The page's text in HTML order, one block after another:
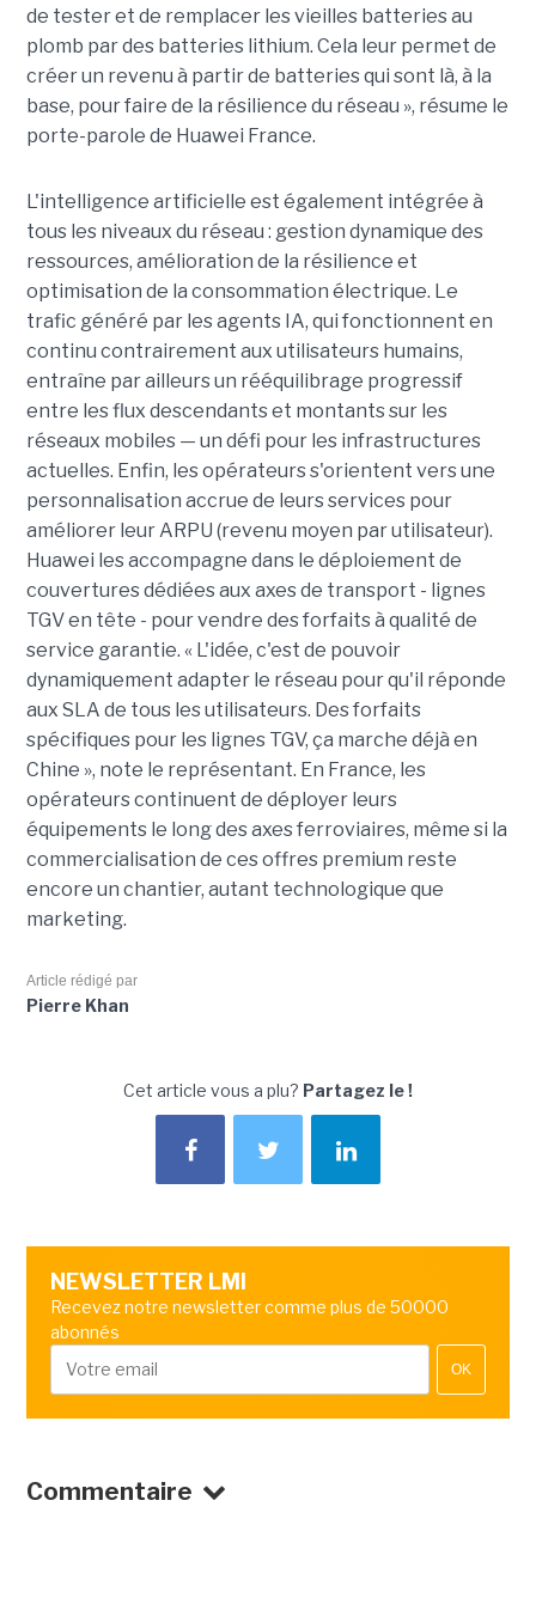
de tester et de remplacer les vieilles batteries au
plomb par des batteries lithium. Cela leur permet de
créer un revenu à partir de batteries qui sont là, à la
base, pour faire de la résilience du réseau », résume le
porte-parole de Huawei France.
L'intelligence artificielle est également intégrée à
tous les niveaux du réseau : gestion dynamique des
ressources, amélioration de la résilience et
optimisation de la consommation électrique. Le
trafic généré par les agents IA, qui fonctionnent en
continu contrairement aux utilisateurs humains,
entraîne par ailleurs un rééquilibrage progressif
entre les flux descendants et montants sur les
réseaux mobiles — un défi pour les infrastructures
actuelles. Enfin, les opérateurs s'orientent vers une
personnalisation accrue de leurs services pour
améliorer leur ARPU (revenu moyen par utilisateur).
Huawei les accompagne dans le déploiement de
couvertures dédiées aux axes de transport - lignes
TGV en tête - pour vendre des forfaits à qualité de
service garantie. « L'idée, c'est de pouvoir
dynamiquement adapter le réseau pour qu'il réponde
aux SLA de tous les utilisateurs. Des forfaits
spécifiques pour les lignes TGV, ça marche déjà en
Chine », note le représentant. En France, les
opérateurs continuent de déployer leurs
équipements le long des axes ferroviaires, même si la
commercialisation de ces offres premium reste
encore un chantier, autant technologique que
marketing.
Article rédigé par
Pierre Khan
Cet article vous a plu? Partagez le !
NEWSLETTER LMI
Recevez notre newsletter comme plus de 50000
abonnés
OK
Commentaire